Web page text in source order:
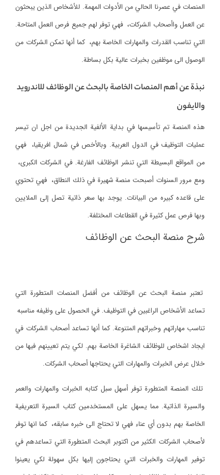
المنصات في عصرنا الحالي من الأدوات المهمة. للأشخاص الذين يبحثون
عن العمل واأصحاب الشركات، فهي توفر لهم جميع فرص العمل المتاحة.
التي تناسب القدرات والمهارات الخاصة بهم، كما أنها تمكن الشركات من
الوصول الى موظفين بخبرات عالية بكل بساطة.
نبذة عن أهم المنصات الخاصة بالبحث عن الوظائف للاندرويد
والايفون
هذه المنصة تم تأسيسها في بداية الألفية الجديدة من اجل ان تيسر
عمليات التوظيف في الدول العربية. وبالأخص في شمال افريقيا، فهي
من المواقع البسيطة التي تنشر الوظائف الفارغة. في الشركات الكبرى،
ومع مرور السنوات أصبحت منصة شهيرة في ذلك النطاق، فهي تحتوي
على قاعده كبيره من البيانات. يوجد بها سعر ذاتية تصل إلى الملايين
وبها فرص عمل كثيرة في القطاعات المختلفة.
شرح منصة البحث عن الوظائف
تعتبر منصة البحث عن الوظائف من أفضل المنصات المتطورة التي
تساعد الأشخاص الراغبين في التوظيف. في الحصول على وظيفه مناسبه
تناسب مهاراتهم وخبراتهم المتنوعة. كما أنها تساعد أصحاب الشركات في
ايجاد اشخاص للوظائف الشاغرة الخاصة بهم. لكي يتم تعيينهم فيها من
خلال عرض الخبرات والمهارات التي يحتاجها أصحاب الشركات.
تلك المنصة المتطورة توفر أسهل سبل كتابه الخبرات والمهارات والعمر
والسيرة الذاتية. مما يسهل على المستخدمين كتاب السيرة التعريفية
الخاصة بهم بدون أي عناء فهي لا تحتاج الى خبره سابقه، كما انها توفر
لأصحاب الشركات الكثير من اكتوبر البحث المتطورة التي تساعدهم في
توفير المهارات والخبرات التي يحتاجون إليها بكل سهولة لكي يعينوا